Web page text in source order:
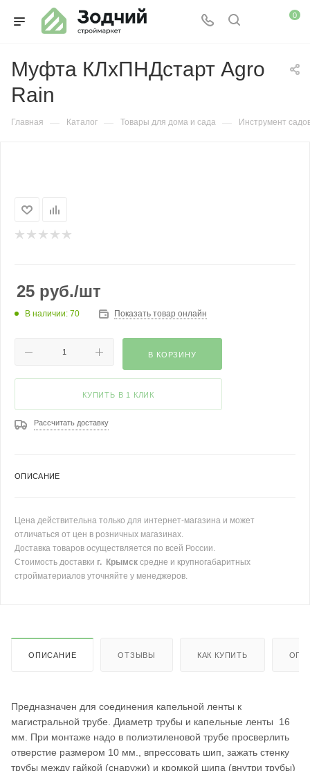
0
Муфта КЛхПНДстарт Agro
Rain
Главная — Каталог — Товары для дома и сада — Инструмент
25 руб./шт
В наличии: 70 Показать товар онлайн
В КОРЗИНУ
КУПИТЬ В 1 КЛИК
Рассчитать доставку
ОПИСАНИЕ
Цена действительна только для интернет-магазина и может
отличаться от цен в розничных магазинах.
Доставка товаров осуществляется по всей России.
Стоимость доставки г. Крымск средне и крупногабаритных
стройматериалов уточняйте у менеджеров.
ОПИСАНИЕ ОТЗЫВЫ КАК КУПИТЬ
Предназначен для соединения капельной ленты к
магистральной трубе. Диаметр трубы и капельные ленты 16
мм. При монтаже надо в полиэтиленовой трубе просверлить
отверстие размером 10 мм., впрессовать шип, зажать стенку
трубы между гайкой (снаружи) и кромкой шипа (внутри трубы)